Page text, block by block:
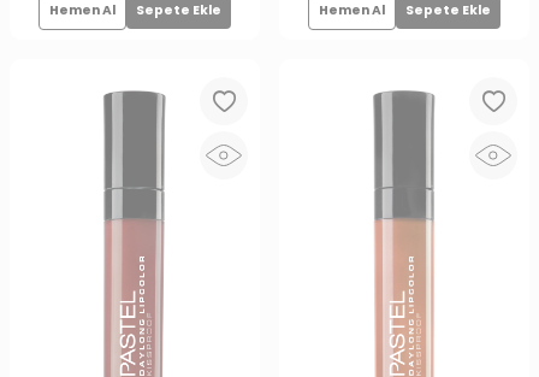
Hemen Al Sepete Ekle Hemen Al Sepete Ekle